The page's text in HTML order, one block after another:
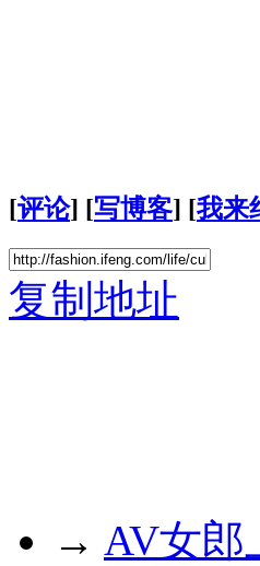
[评论] [写博客] [我来
复制地址
→ AV女郎